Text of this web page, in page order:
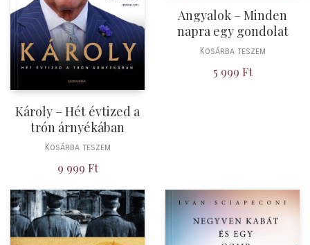
Károly – Hét évtized a
trón árnyékában
Kosárba teszem
9 999 Ft
Angyalok – Minden
napra egy gondolat
Kosárba teszem
5 999 Ft